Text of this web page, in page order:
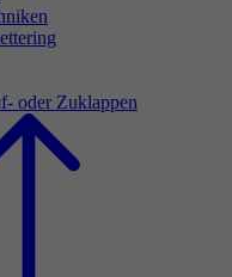
oder Zuklappen